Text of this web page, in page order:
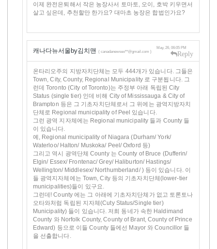
이제 완전은퇴해서 작은 농장사서 토마토, 오이, 호박 키우면서
살고 싶은데, 추천할만 한가요? 대마초 농장은 합법인가요?
캐나다뉴서울by김치맨 ( canadanewseo**@gmail.com )
May, 26, 06:05 PM
Reply
온타리오주의 지방자치단체는 모두 444개가 있습니다. 그들은
Town, City, County, Regional Municipality 로 구분됩니다. 그
런데 Toronto (City of Toronto)는 주정부 아래 독립된 City
Status (single tier) 인데 비해 City of Mississauga & City of
Brampton 등은 그 기초자치단체로서 그 위에는 광역지방자치
단체로 Regional municipality of Peel 있습니다.
그런 광역 지자체에는 Regional municipality 들과 County 들
이 있습니다.
예, Regional municipality of Niagara (Durham/ York/
Waterloo/ Halton/ Muskoka/ Peel/ Oxford 등)
그리고 역시 광역단체 County 는 County of Bruce (Dufferin/
Elgin/ Essex/ Frontenac/ Grey/ Haliburton/ Hastings/
Wellington/ Middlesex/ Northumberland/ ) 등이 있습니다. 이
들 광역지자체에는 Town, City 등의 기초자치단체(lower-tier
municipalities)들이 있구요.
그런데! County 에는 그 아래에 기초자치단체가 없고 토론토나
오타와처럼 독립된 지자체(Cuty Status/Single tier)
Municipality) 들이 있습니다. 저희 동네가 속한 Haldimand
County 와 Norfolk County, County of Brant, County of Prince
Edward) 등으로 이들 County 들에선 Mayor 와 Councillor 들
을 선출합니다.